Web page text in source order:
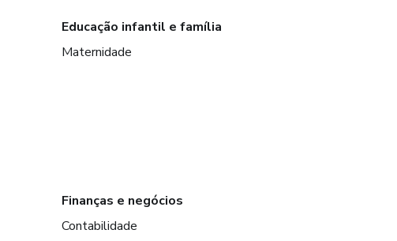
Educação infantil e família
Maternidade
Finanças e negócios
Contabilidade